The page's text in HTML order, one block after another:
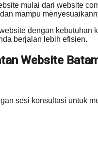
mulai dari website
mampu
dengan kebutuhan
berjalan lebih efisien.
Website
sesi konsultasi untuk